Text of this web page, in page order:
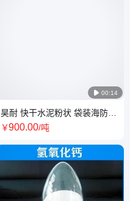
 00:14
昊耐 快干水泥粉状 袋装海防构
建快 硬硫铝酸盐耐酸碱铁铝酸
￥900.00/吨